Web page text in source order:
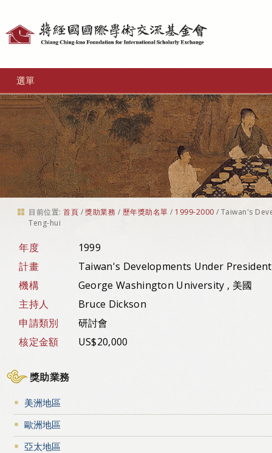
選單
目前位置: 首頁 /獎助業務 / 歷年獎助名單 / 1999-2000 / Taiwan's
Teng-hui
年度
1999
計畫
Taiwan's Developments Under
機構
George Washington University , 美國
主持人
Bruce Dickson
申請類別
研討會
核定金額
US$20,000
獎助業務
美洲地區
歐洲地區
亞太地區